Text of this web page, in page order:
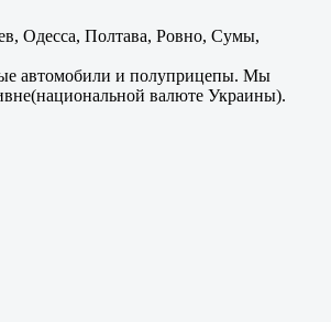
Одесса, Полтава, Ровно, Сумы,
автомобили и полуприцепы. Мы
валюте Украины).